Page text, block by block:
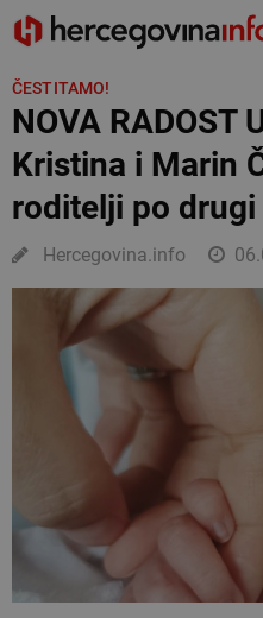
ČESTITAMO!
NOVA RADOST
Kristina i Marin
roditelji po
Hercegovina.info